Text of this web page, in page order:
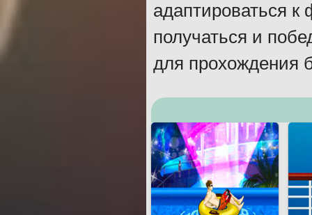
адаптироваться
получаться и
для прохождения